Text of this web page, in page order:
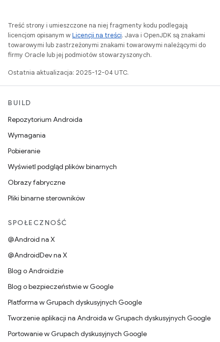
Treść strony i umieszczone na niej fragmenty kodu podlegają
licencjom opisanym wLicencji na treści. Java i OpenJDK są znakami
towarowymi lub zastrzeżonymi znakami towarowymi należącymi do
firmy Oracle lub jej podmiotów stowarzyszonych.
Ostatnia aktualizacja: 2025-12-04 UTC.
BUILD
Repozytorium Androida
Wymagania
Pobieranie
Wyświetl podgląd plików binarnych
Obrazy fabryczne
Pliki binarne sterowników
SPOŁECZNOŚĆ
@Android na X
@AndroidDev na X
Blog o Androidzie
Blog o bezpieczeństwie w Google
Platforma w Grupach dyskusyjnych Google
Tworzenie aplikacji na Androida w Grupach dyskusyjnych Google
Portowanie w Grupach dyskusyjnych Google